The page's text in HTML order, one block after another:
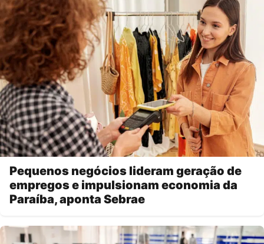
Pequenos negócios lideram geração de
empregos e impulsionam economia da
Paraíba, aponta Sebrae